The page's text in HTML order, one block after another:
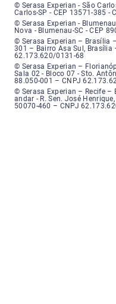
Serasa Experian - São
© Serasa Experian - São
Carlos-SP - CEP 13571-385 -
Serasa Experian - Blumenau
© Serasa Experian -
Nova - Blumenau-SC - CEP
Serasa Experian - Brasília,
© Serasa Experian – Brasília
301 – Bairro Asa Sul, Brasília
62.173.620/0131-68
Serasa Experian -
© Serasa Experian –
Sala 02 - Bloco 07 - Sto.
88.050-001 – CNPJ
Serasa Experian - Recife,
© Serasa Experian – Recife –
andar - R. Sen. José
50070-460 – CNPJ